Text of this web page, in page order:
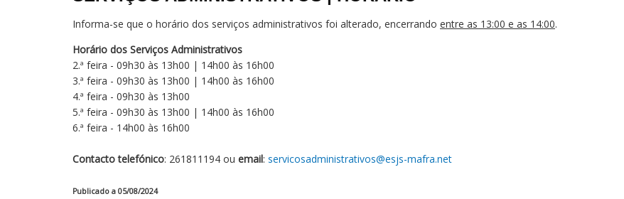
Informa-se que o horário dos serviços administrativos foi alterado, encerrando entre as 13:00 e as 14:00.
Horário dos Serviços Administrativos
2.ª feira - 09h30 às 13h00 | 14h00 às 16h00
3.ª feira - 09h30 às 13h00 | 14h00 às 16h00
4.ª feira - 09h30 às 13h00
5.ª feira - 09h30 às 13h00 | 14h00 às 16h00
6.ª feira - 14h00 às 16h00
Contacto telefónico: 261811194 ou email: servicosadministrativos@esjs-mafra.net
Publicado a 05/08/2024